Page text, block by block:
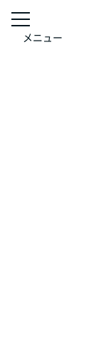
メニュー